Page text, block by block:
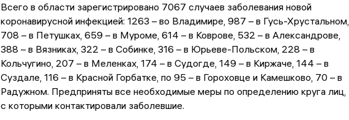
Всего в области зарегистрировано 7067 случаев заболевания новой
коронавирусной инфекцией: 1263 – во Владимире, 987 – в Гусь-Хрустальном,
708 – в Петушках, 659 – в Муроме, 614 – в Коврове, 532 – в Александрове,
388 – в Вязниках, 322 – в Собинке, 316 – в Юрьеве-Польском, 228 – в
Кольчугино, 207 – в Меленках, 174 – в Судогде, 149 – в Киржаче, 144 – в
Суздале, 116 – в Красной Горбатке, по 95 – в Гороховце и Камешково, 70 – в
Радужном. Предприняты все необходимые меры по определению круга лиц,
с которыми контактировали заболевшие.